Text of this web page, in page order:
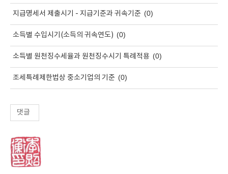
지급명세서 제출시기 - 지급기준과 귀속기준 (0)
소득별 수입시기(소득의 귀속연도) (0)
소득별 원천징수세율과 원천징수시기 특례적용 (0)
조세특례제한법상 중소기업의 기준 (0)
댓글